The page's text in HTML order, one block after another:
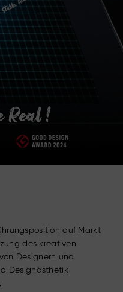
auf Markt
des kreativen
Designern und
Designästhetik